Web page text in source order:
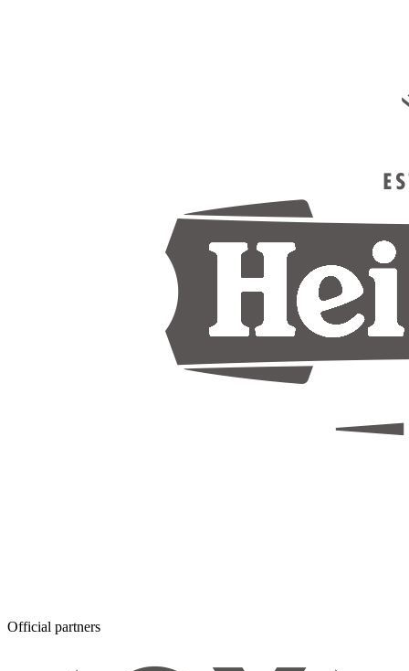
Official partners